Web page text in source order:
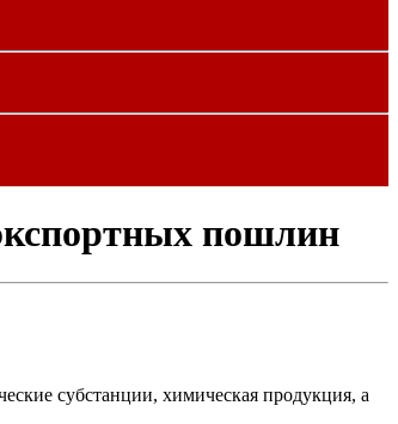
пошлин
субстанции, химическая продукция, а